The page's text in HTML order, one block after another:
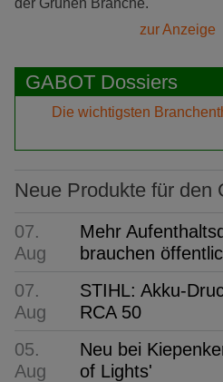
zur Anzeige
GABOT Dossiers
Die wichtigsten
Neue Produkte für den
07.
Aug
Mehr
brauchen
07.
Aug
STIHL: Akku-
RCA 50
05.
Aug
Neu bei
of Lights'